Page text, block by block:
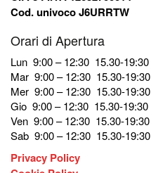
Cod. univoco J6URRTW
Orari di Apertura
Lun 9:00 – 12:30 15.30-19:30
Mar 9:00 – 12:30 15.30-19:30
Mer 9:00 – 12:30 15.30-19:30
Gio 9:00 – 12:30 15.30-19:30
Ven 9:00 – 12:30 15.30-19:30
Sab 9:00 – 12:30 15.30-19:30
Privacy Policy